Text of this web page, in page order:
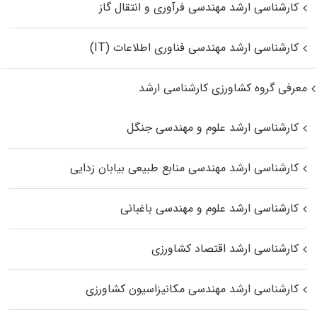
کارشناسی ارشد مهندسی فرآوری و انتقال گاز
کارشناسی ارشد مهندسی فناوری اطلاعات (IT)
معرفی گروه کشاورزی کارشناسی ارشد
کارشناسی ارشد علوم و مهندسی جنگل
کارشناسی ارشد مهندسی منابع طبیعی بیابان زدایی
کارشناسی ارشد علوم و مهندسی باغبانی
کارشناسی ارشد اقتصاد کشاورزی
کارشناسی ارشد مهندسی مکانیزاسیون کشاورزی